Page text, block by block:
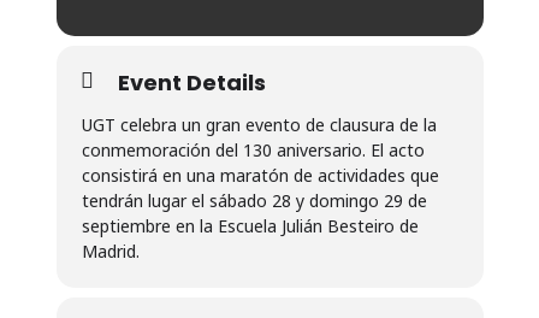
Event Details
UGT celebra un gran evento de clausura de la
conmemoración del 130 aniversario. El acto
consistirá en una maratón de actividades que
tendrán lugar el sábado 28 y domingo 29 de
septiembre en la Escuela Julián Besteiro de
Madrid.